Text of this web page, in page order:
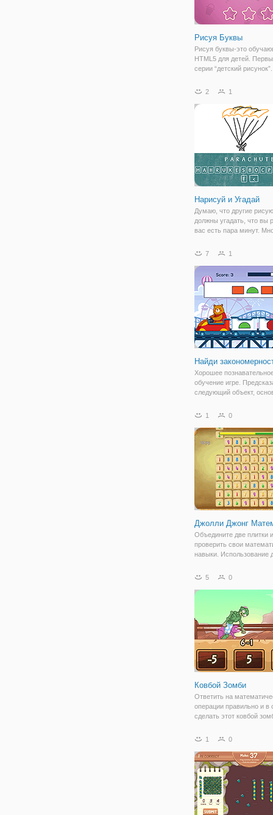
Рисуя Буквы
Рисуя буквы-это
HTML5 для детей.
серии “детский
буквы в игровой форме!
2 1
Нарисуй и Угадай
Думаю, что другие
должны угадать, что вы
вас есть пара минут.
экране и попробуйте
с соответствовать
7 1
Найди
Хорошее
обучение игре.
следующий объект,
1
0
Джолли Джонг
Объедините две плитки и
проверить свои
навыки. Использование
совместить две плитки,
(вверху слева).
5 0
Ковбой Зомби
Ответить на
операции правильно и в
сделать этот ковбой
животного вы выберете.
большое умственных
способностей!
1 0